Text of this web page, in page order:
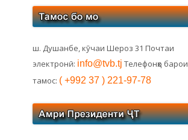
боковая
ш. Душанбе, кӯчаи Шероз 31 Почтаи
электронӣ: info@tvb.tj Телефонҳо барои
тамос: ( +992 37 ) 221-97-78